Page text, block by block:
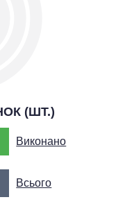
(ШТ.)
Виконано
Всього